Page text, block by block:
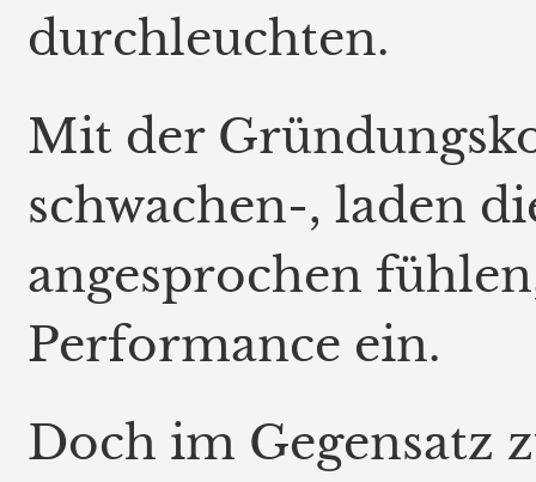
durchleuchten.
Mit der
schwachen-, laden
angesprochen
Performance ein.
Doch im Gegensatz